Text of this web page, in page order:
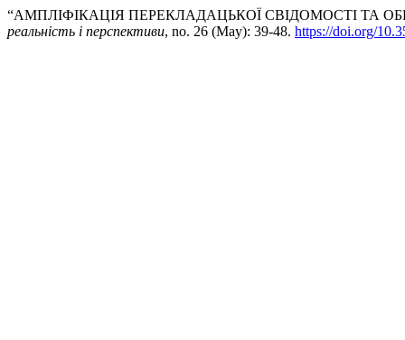
“АМПЛІФІКАЦІЯ ПЕРЕКЛАДАЦЬКОЇ СВІДОМОСТІ ТА
реальність і перспективи, no. 26 (May): 39-48. https://doi.org/